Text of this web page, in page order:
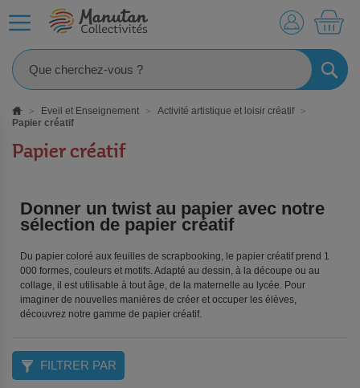
Eveil et Enseignement
Activité artistique et loisir créatif
Papier créatif
Papier créatif
Donner un twist au papier avec notre
sélection de papier créatif
Du papier coloré aux feuilles de scrapbooking, le papier créatif prend 1
000 formes, couleurs et motifs. Adapté au dessin, à la découpe ou au
collage, il est utilisable à tout âge, de la maternelle au lycée. Pour
imaginer de nouvelles manières de créer et occuper les élèves,
découvrez notre gamme de papier créatif.
FILTRER PAR